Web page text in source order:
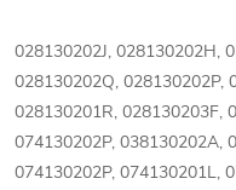
028130202J, 028130202H,
028130202Q, 028130202P,
028130201R, 028130203F,
074130202P, 038130202A,
074130202P, 074130201L,